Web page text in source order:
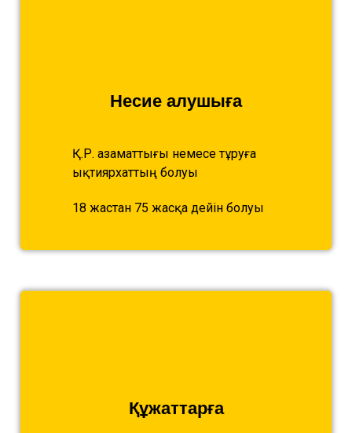
Несие алушыға
Қ.Р. азаматтығы немесе тұруға
ықтиярхаттың болуы
18 жастан 75 жасқа дейін болуы
Құжаттарға